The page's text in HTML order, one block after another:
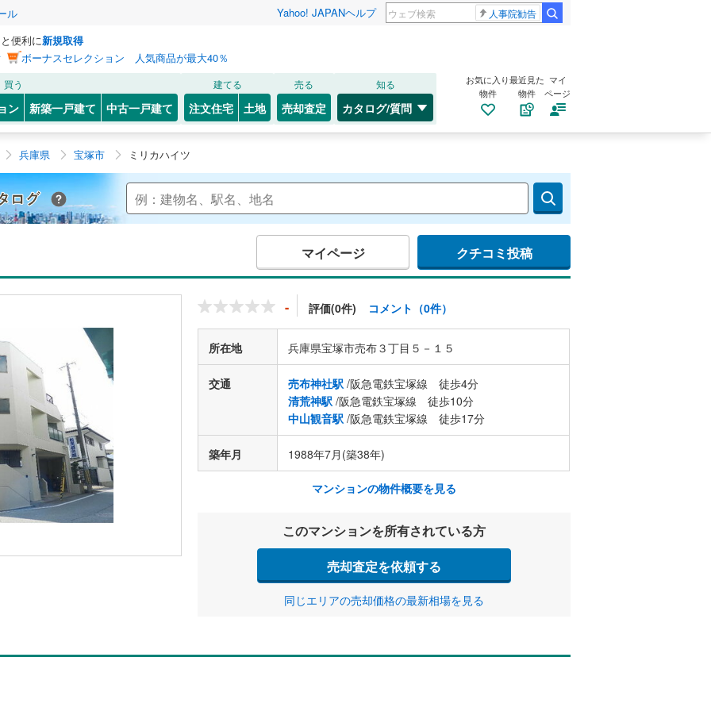
ル Yahoo! JAPANヘルプ 人事院勧告
便利に新規取得
ボーナスセレクション 人気商品が最大40％
買う
ン 新築一戸建て 中古一戸建て
建てる
注文住宅 土地
売る
売却査定
知る
カタログ/質問
お気に入り
物件
最近見た
物件
マイ
ページ
兵庫県 宝塚市 ミリカハイツ
Yahoo!不動産 マンションカタログ
マイページ クチコミ投稿
- 評価(0件) コメント（0件）
所在地 兵庫県宝塚市売布３丁目５－１５
交通 売布神社駅 /阪急電鉄宝塚線 徒歩4分
清荒神駅 /阪急電鉄宝塚線 徒歩10分
中山観音駅 /阪急電鉄宝塚線 徒歩17分
築年月 1988年7月(築38年)
マンションの物件概要を見る
このマンションを所有されている方
売却査定を依頼する
同じエリアの売却価格の最新相場を見る